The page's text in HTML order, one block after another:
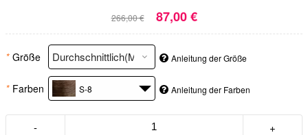
266,00 € 87,00 €
* Größe Anleitung der Größe
* Farben S-8 Anleitung der Farben
- +